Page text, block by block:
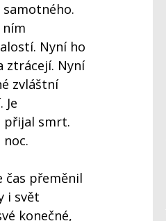
ním
Nyní ho
ztrácejí. Nyní
zvláštní
přijal smrt.
čas přeměnil
i svět
konečné,